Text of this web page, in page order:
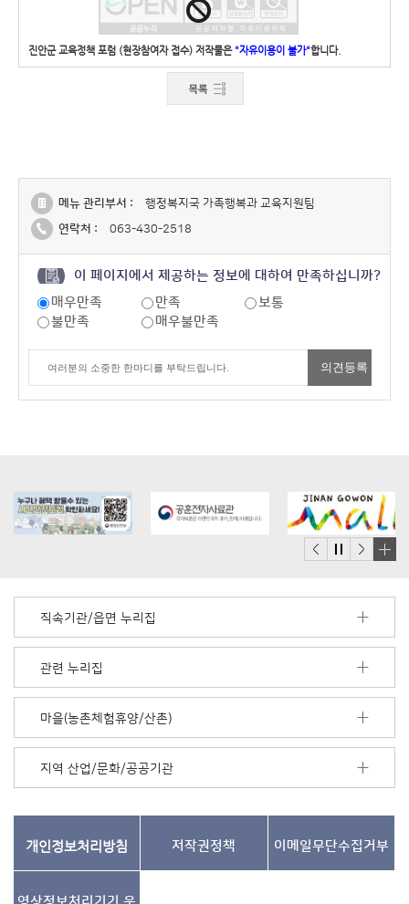
진안군 교육정책 포럼 (현장참여자 접수) 저작물은 "자유이용이 불가"합니다.
메뉴 관리부서 :
행정복지국 가족행복과 교육지원팀
연락처 :
063-430-2518
이 페이지에서 제공하는 정보에 대하여 만족하십니까?
매우만족
만족
보통
불만족
매우불만족
더
기
직속기관/읍면 누리집
관련 누리집
마을(농촌체험휴양/산촌)
지역 산업/문화/공공기관
개인정보처리방침 저작권정책 이메일무단수집거부